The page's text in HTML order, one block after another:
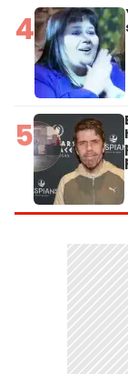
4
5